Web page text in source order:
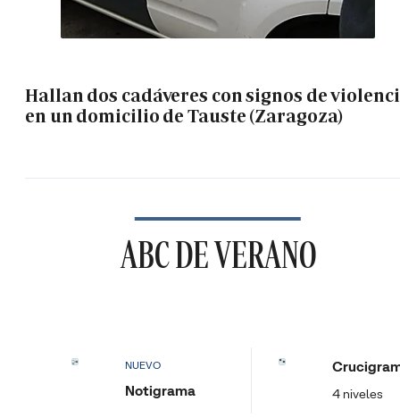
Hallan dos cadáveres con signos de
en un domicilio de Tauste (Zaragoza)
ABC DE VERANO
NUEVO
Notigrama 4 niveles